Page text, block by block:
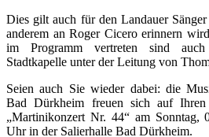
Dies gilt auch für den Landauer
anderem an Roger Cicero erinnern
im Programm vertreten sind
Stadtkapelle unter der Leitung von
Seien auch Sie wieder dabei: die
Bad Dürkheim freuen sich auf Ihren
„Martinikonzert Nr. 44“ am Sonntag,
Uhr in der Salierhalle Bad Dürkheim.